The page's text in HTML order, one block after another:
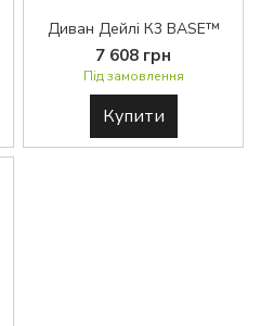
Диван Дейлі К3 BASE™
7 608 грн
Під замовлення
Купити